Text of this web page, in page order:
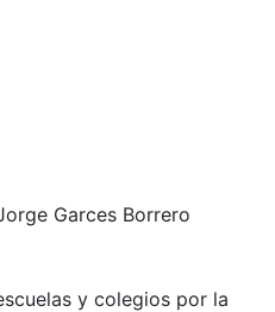
Garces Borrero
y colegios por la